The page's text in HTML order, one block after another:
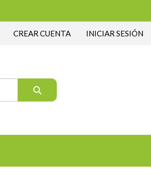
CREAR CUENTA INICIAR SESIÓN